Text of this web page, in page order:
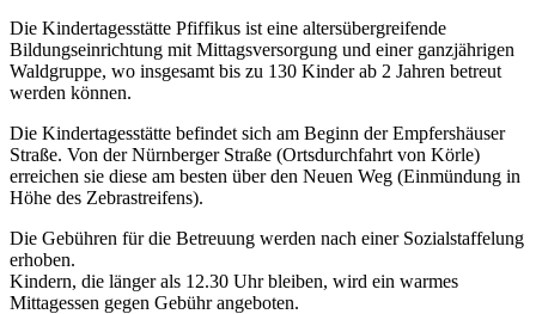
Die Kindertagesstätte Pfiffikus ist eine altersübergreifende
Bildungseinrichtung mit Mittagsversorgung und einer ganzjährigen
Waldgruppe, wo insgesamt bis zu 130 Kinder ab 2 Jahren betreut
werden können.
Die Kindertagesstätte befindet sich am Beginn der Empfershäuser
Straße. Von der Nürnberger Straße (Ortsdurchfahrt von Körle)
erreichen sie diese am besten über den Neuen Weg (Einmündung in
Höhe des Zebrastreifens).
Die Gebühren für die Betreuung werden nach einer Sozialstaffelung
erhoben.
Kindern, die länger als 12.30 Uhr bleiben, wird ein warmes
Mittagessen gegen Gebühr angeboten.